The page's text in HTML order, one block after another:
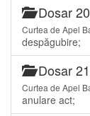
Dosar
Curtea de Apel
despăgubire;
Dosar
Curtea de Apel
anulare act;